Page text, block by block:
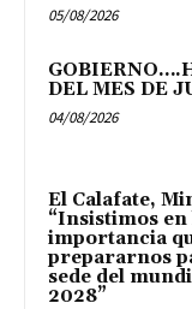
05/08/2026
DEL MES DE
04/08/2026
El Calafate,
“Insistimos en
importancia
prepararnos
sede del
2028”